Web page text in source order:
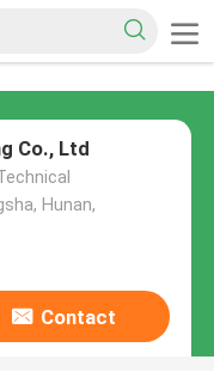
Co., Ltd
Hunan,
Contact